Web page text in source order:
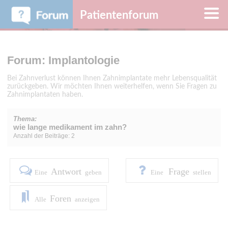
Patientenforum
Forum: Implantologie
Bei Zahnverlust können Ihnen Zahnimplantate mehr Lebensqualität
zurückgeben. Wir möchten Ihnen weiterhelfen, wenn Sie Fragen zu
Zahnimplantaten haben.
Thema:
wie lange medikament im zahn?
Anzahl der Beiträge: 2
Eine Antwort geben Eine Frage stellen
Alle Foren anzeigen